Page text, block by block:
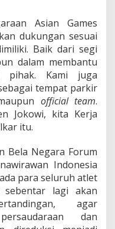
Asian Games
dukungan sesuai
Baik dari segi
dalam membantu
pihak. Kami juga
tempat parkir
official team.
Jokowi, kita Kerja
itu.
Bela Negara Forum
Indonesia
para seluruh atlet
sebentar lagi akan
agar
dan